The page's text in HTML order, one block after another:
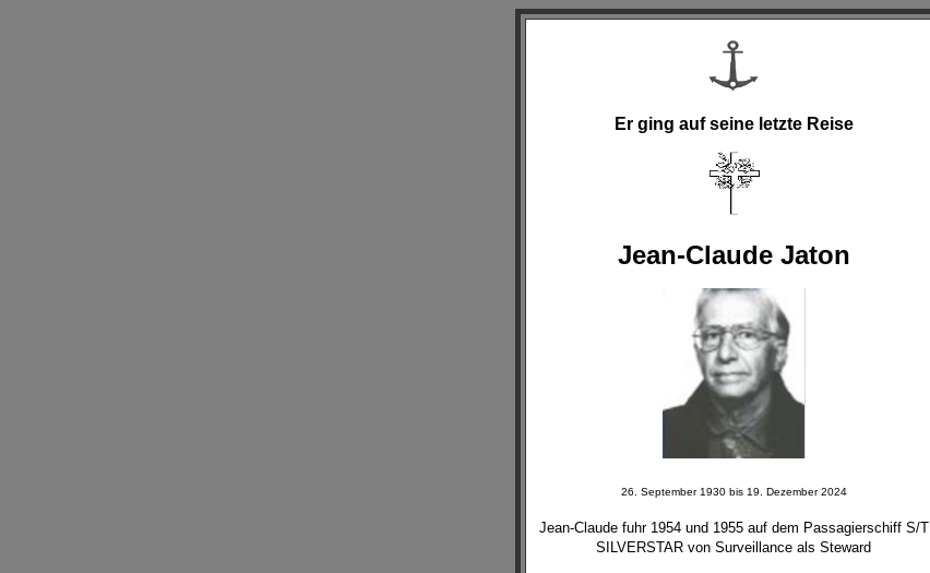
Er ging auf seine letzte Reise
Jean-Claude Jaton
26. September 1930 bis 19. Dezember 2024
Jean-Claude fuhr 1954 und 1955 auf dem Passagierschiff S/T
SILVERSTAR von Surveillance als Steward